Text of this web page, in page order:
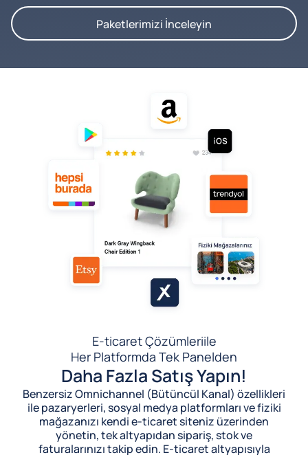
Paketlerimizi İnceleyin
E-ticaret Çözümleriile
Her Platformda Tek Panelden
Daha Fazla Satış Yapın!
Benzersiz Omnichannel (Bütüncül Kanal) özellikleri
ile pazaryerleri, sosyal medya platformları ve fiziki
mağazanızı kendi e-ticaret siteniz üzerinden
yönetin, tek altyapıdan sipariş, stok ve
faturalarınızı takip edin. E-ticaret altyapısıyla